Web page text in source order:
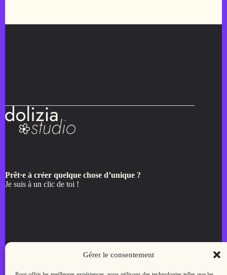
Gérer le consentement
Prêt·e à créer quelque chose d’unique ?
Je suis à un clic de toi !
Menu